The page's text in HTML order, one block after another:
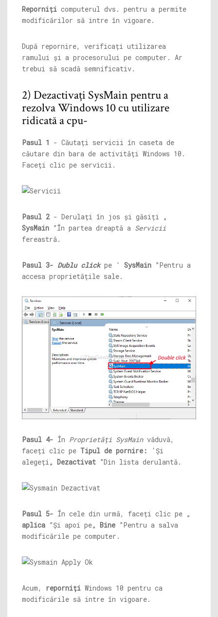
Reporniți computerul dvs. pentru a permite
modificărilor să intre în vigoare.
După repornire, verificați utilizarea
ramului și a procesorului pe computer. Ar
trebui să scadă semnificativ.
2) Dezactivați SysMain pentru a
rezolva Windows 10 cu utilizare
ridicată a cpu-
Pasul 1 - Căutați servicii în caseta de
căutare din bara de activități Windows 10.
Faceți clic pe servicii.
Pasul 2- Derulați în jos și găsiți „
SysMain ”În partea dreaptă a Servicii
fereastră.
Pasul 3- Dublu click pe ' SysMain ”Pentru a
accesa proprietățile sale.
Pasul 4- În Proprietăți SysMainvăduvă,
faceți clic pe Tipul de pornire:
‘Și
alegeți„ Dezactivat ”Din lista derulantă.
Pasul 5- În cele din urmă, faceți clic pe „
aplica ”Și apoi pe„ Bine ”Pentru a salva
modificările pe computer.
Acum, reporniți Windows 10 pentru ca
modificările să intre în vigoare.